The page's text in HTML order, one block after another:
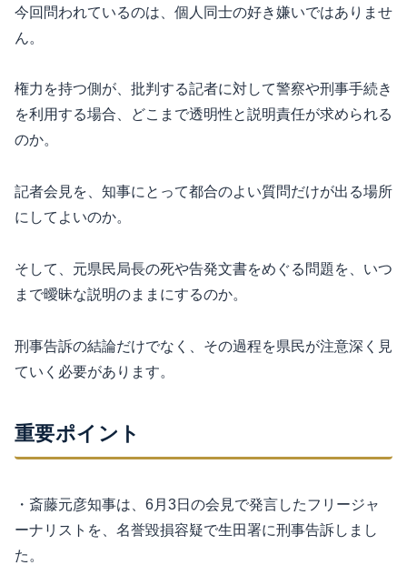
今回問われているのは、個人同士の好き嫌いではありませ
ん。
権力を持つ側が、批判する記者に対して警察や刑事手続き
を利用する場合、どこまで透明性と説明責任が求められる
のか。
記者会見を、知事にとって都合のよい質問だけが出る場所
にしてよいのか。
そして、元県民局長の死や告発文書をめぐる問題を、いつ
まで曖昧な説明のままにするのか。
刑事告訴の結論だけでなく、その過程を県民が注意深く見
ていく必要があります。
重要ポイント
・斎藤元彦知事は、6月3日の会見で発言したフリージャ
ーナリストを、名誉毀損容疑で生田署に刑事告訴しまし
た。